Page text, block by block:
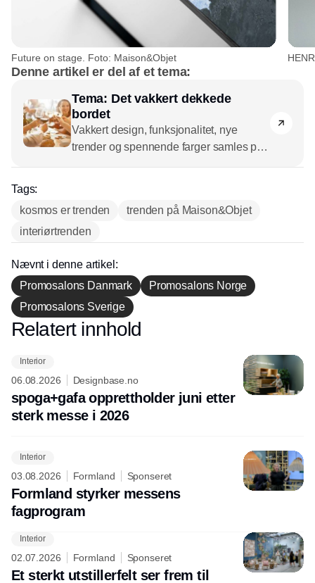
Future on stage. Foto: Maison&Objet
Denne artikel er del af et tema:
Tema: Det vakkert dekkede
bordet
Vakkert design, funksjonalitet, nye
trender og spennende farger samles på
laget av resirkulerte materialer, for det
handler om å skape et personlig uttrykk
tallerkener og glass står med bestikk og
tekstiler og spennende designelementer
som vaser, lysestaker med mer som kan
stå som kronen på verket. Men det
vakkert dekkede bordet inkluderer også
Tags:
kosmos er trenden
trenden på Maison&Objet
interiørtrenden
Nævnt i denne artikel:
Promosalons Danmark
Promosalons Norge
Promosalons Sverige
Annonce
Relatert innhold
Interior
06.08.2026 Designbase.no
spoga+gafa opprettholder juni etter
sterk messe i 2026
Interior
03.08.2026 Formland Sponseret
Formland styrker messens
fagprogram
Interior
02.07.2026 Formland Sponseret
Et sterkt utstillerfelt ser frem til